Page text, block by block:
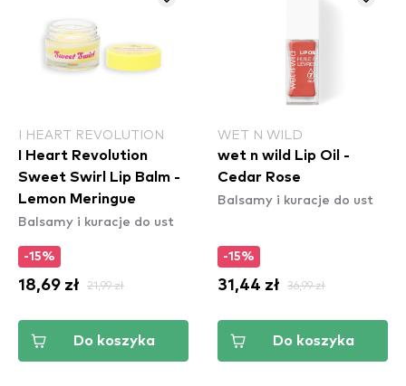
I HEART REVOLUTION
I Heart Revolution
Sweet Swirl Lip Balm -
Lemon Meringue
Balsamy i kuracje do ust
-15%
18,69 zł 21,99 zł
Do koszyka
WET N WILD
wet n wild Lip Oil -
Cedar Rose
Balsamy i kuracje do ust
-15%
31,44 zł 36,99 zł
Do koszyka